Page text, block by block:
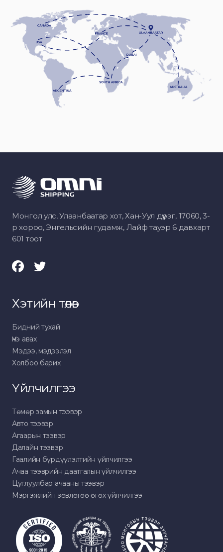
Монгол улс, Улаанбаатар хот, Хан-Уул дүүрэг, 17060, 3-
р хороо, Энгельсийн гудамж, Лайф тауэр 6 давхарт
601 тоот
Хэтийн төлөв
Бидний тухай
Үнэ авах
Мэдээ, мэдээлэл
Холбоо барих
Үйлчилгээ
Төмөр замын тээвэр
Авто тээвэр
Агаарын тээвэр
Далайн тээвэр
Гаалийн бүрдүүлэлтийн үйлчилгээ
Ачаа тээврийн даатгалын үйлчилгээ
Цуглуулбар ачааны тээвэр
Мэргэжлийн зөвлөгөө өгөх үйлчилгээ